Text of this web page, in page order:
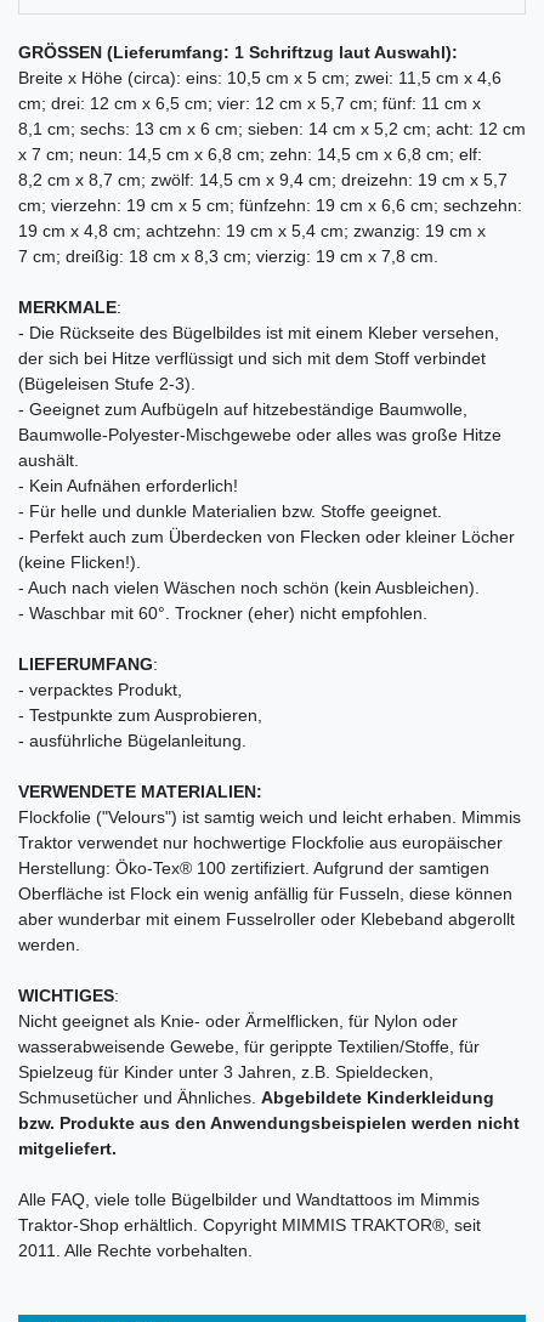
GRÖSSEN (Lieferumfang: 1 Schriftzug laut Auswahl):
Breite x Höhe (circa): eins: 10,5 cm x 5 cm; zwei: 11,5 cm x 4,6
cm; drei: 12 cm x 6,5 cm; vier: 12 cm x 5,7 cm; fünf: 11 cm x
8,1 cm; sechs: 13 cm x 6 cm; sieben: 14 cm x 5,2 cm; acht: 12 cm
x 7 cm; neun: 14,5 cm x 6,8 cm; zehn: 14,5 cm x 6,8 cm; elf:
8,2 cm x 8,7 cm; zwölf: 14,5 cm x 9,4 cm; dreizehn: 19 cm x 5,7
cm; vierzehn: 19 cm x 5 cm; fünfzehn: 19 cm x 6,6 cm; sechzehn:
19 cm x 4,8 cm; achtzehn: 19 cm x 5,4 cm; zwanzig: 19 cm x
7 cm; dreißig: 18 cm x 8,3 cm; vierzig: 19 cm x 7,8 cm.
MERKMALE:
- Die Rückseite des Bügelbildes ist mit einem Kleber versehen,
der sich bei Hitze verflüssigt und sich mit dem Stoff verbindet
(Bügeleisen Stufe 2-3).
- Geeignet zum Aufbügeln auf hitzebeständige Baumwolle,
Baumwolle-Polyester-Mischgewebe oder alles was große Hitze
aushält.
- Kein Aufnähen erforderlich!
- Für helle und dunkle Materialien bzw. Stoffe geeignet.
- Perfekt auch zum Überdecken von Flecken oder kleiner Löcher
(keine Flicken!).
- Auch nach vielen Wäschen noch schön (kein Ausbleichen).
- Waschbar mit 60°. Trockner (eher) nicht empfohlen.
LIEFERUMFANG:
- verpacktes Produkt,
- Testpunkte zum Ausprobieren,
- ausführliche Bügelanleitung.
VERWENDETE MATERIALIEN:
Flockfolie ("Velours") ist samtig weich und leicht erhaben. Mimmis
Traktor verwendet nur hochwertige Flockfolie aus europäischer
Herstellung: Öko-Tex® 100 zertifiziert. Aufgrund der samtigen
Oberfläche ist Flock ein wenig anfällig für Fusseln, diese können
aber wunderbar mit einem Fusselroller oder Klebeband abgerollt
werden.
WICHTIGES:
Nicht geeignet als Knie- oder Ärmelflicken, für Nylon oder
wasserabweisende Gewebe, für gerippte Textilien/Stoffe, für
Spielzeug für Kinder unter 3 Jahren, z.B. Spieldecken,
Schmusetücher und Ähnliches. Abgebildete Kinderkleidung
bzw. Produkte aus den Anwendungsbeispielen werden nicht
mitgeliefert.
Alle FAQ, viele tolle Bügelbilder und Wandtattoos im Mimmis
Traktor-Shop erhältlich. Copyright MIMMIS TRAKTOR®, seit
2011. Alle Rechte vorbehalten.